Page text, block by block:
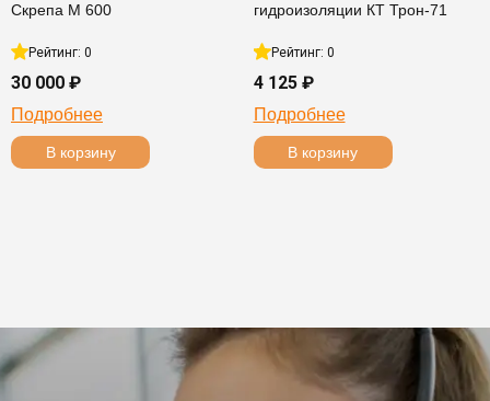
Скрепа М 600
Рейтинг: 0
30 000 ₽
Подробнее
В корзину
гидроизоляции КТ Трон-71
Рейтинг: 0
4 125 ₽
Подробнее
В корзину